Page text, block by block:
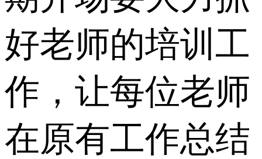
好老师的培训工
作，让每位老师
在原有工作总结